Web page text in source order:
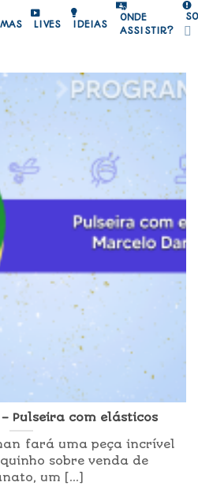
LIVES IDEIAS
ONDE
ASSISTIR?
Pulseira com elásticos
fará uma peça incrível
sobre venda de
um [...]